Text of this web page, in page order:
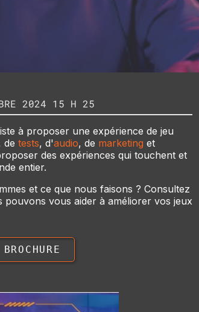
2024 15 H 25
à proposer une expérience de jeu
de tests, d'audio, de marketing et
des expériences qui touchent et
entier.
et ce que nous faisons ? Consultez
vous aider à améliorer vos jeux